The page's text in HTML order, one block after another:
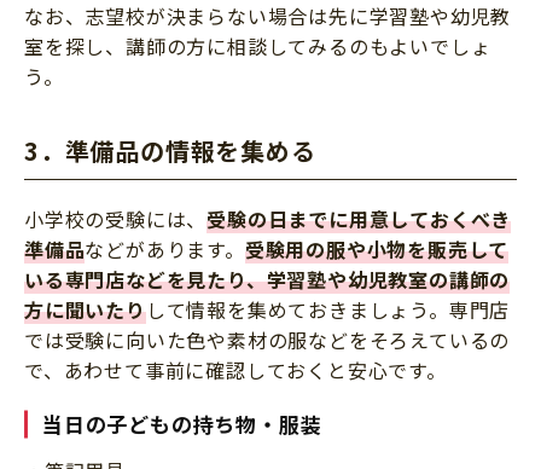
なお、志望校が決まらない場合は先に学習塾や幼児教
室を探し、講師の方に相談してみるのもよいでしょ
う。
3．準備品の情報を集める
小学校の受験には、受験の日までに用意しておくべき
準備品などがあります。 受験用の服や小物を販売して
いる専門店などを見たり、学習塾や幼児教室の講師の
方に聞いたりして情報を集めておきましょう。専門店
では受験に向いた色や素材の服などをそろえているの
で、あわせて事前に確認しておくと安心です。
当日の子どもの持ち物・服装